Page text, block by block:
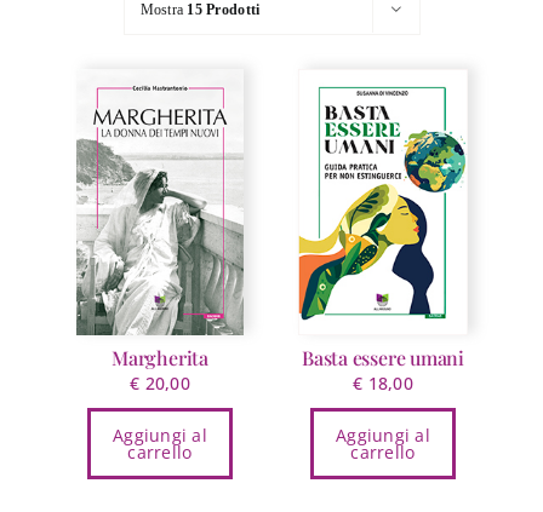
Mostra 15 Prodotti
Margherita
€ 20,00
Aggiungi al
carrello
Basta essere umani
€ 18,00
Aggiungi al
carrello